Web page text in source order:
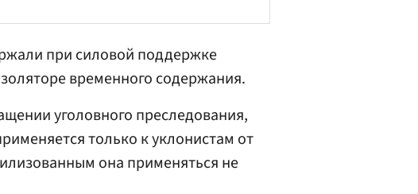
при силовой поддержке
временного содержания.
уголовного преследования,
только к уклонистам от
она применяться не